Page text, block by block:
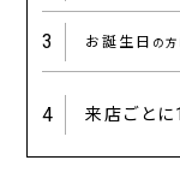
3 お誕生日 の
4 来店ごとに